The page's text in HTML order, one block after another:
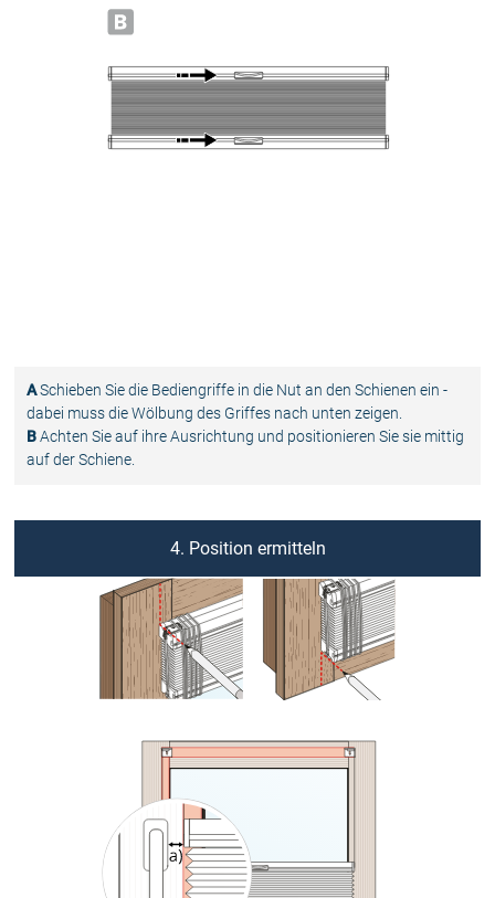
ASchieben Sie die Bediengriffe in die Nut an den Schienen ein -
dabei muss die Wölbung des Griffes nach unten zeigen.
BAchten Sie auf ihre Ausrichtung und positionieren Sie sie mittig
auf der Schiene.
4. Position ermitteln